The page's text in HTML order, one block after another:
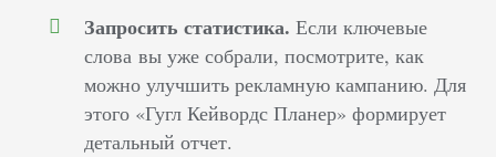
Запросить статистика. Если ключевые
слова вы уже собрали, посмотрите, как
можно улучшить рекламную кампанию. Для
этого «Гугл Кейвордс Планер» формирует
детальный отчет.